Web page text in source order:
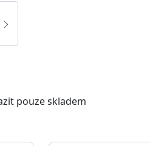
pouze skladem